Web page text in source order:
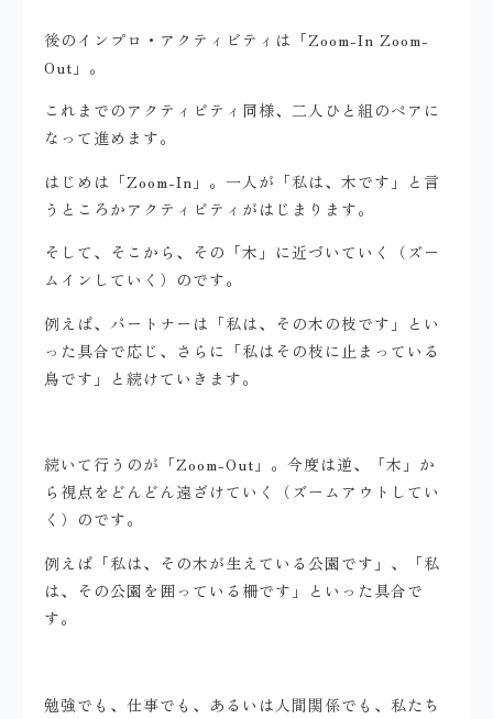
後のインプロ・アクティビティは「Zoom-In Zoom-
Out」。
これまでのアクティビティ同様、二人ひと組のペアに
なって進めます。
はじめは「Zoom-In」。一人が「私は、木です」と言
うところかアクティビティがはじまります。
そして、そこから、その「木」に近づいていく（ズー
ムインしていく）のです。
例えば、パートナーは「私は、その木の枝です」とい
った具合で応じ、さらに「私はその枝に止まっている
鳥です」と続けていきます。
続いて行うのが「Zoom-Out」。今度は逆、「木」か
ら視点をどんどん遠ざけていく（ズームアウトしてい
く）のです。
例えば「私は、その木が生えている公園です」、「私
は、その公園を囲っている柵です」といった具合で
す。
勉強でも、仕事でも、あるいは人間関係でも、私たち